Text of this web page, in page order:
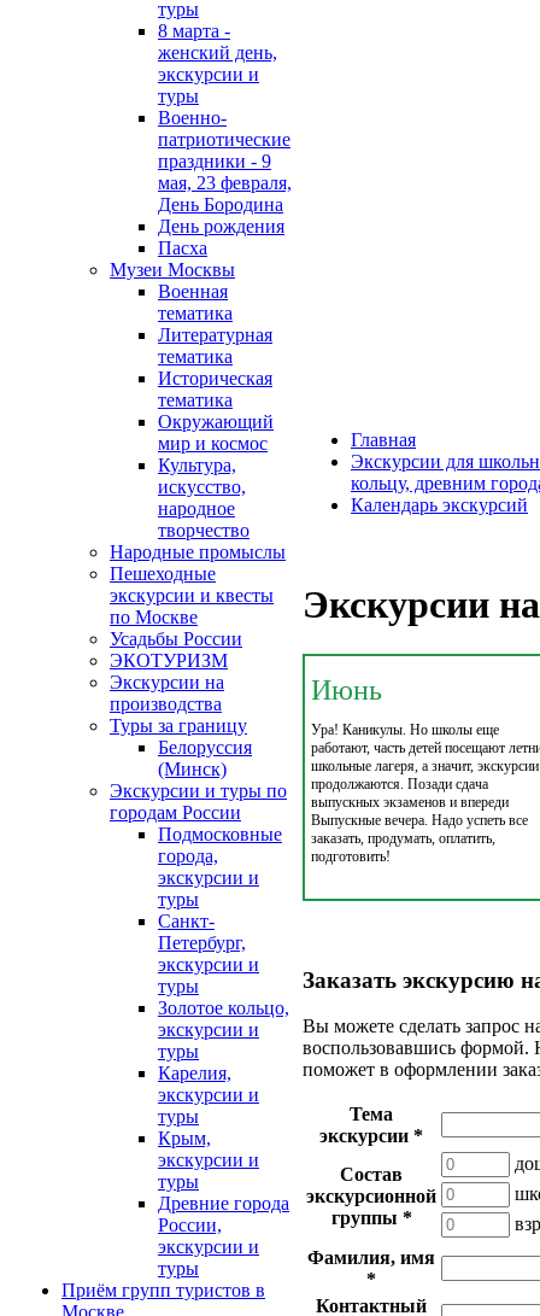
туры
8 марта -
женский день,
экскурсии и
туры
Военно-
патриотические
праздники - 9
мая, 23 февраля,
День Бородина
День рождения
Пасха
Музеи Москвы
Военная
тематика
Литературная
тематика
Историческая
тематика
Окружающий
мир и космос
Культура,
искусство,
народное
творчество
Народные промыслы
Пешеходные
экскурсии и квесты
по Москве
Усадьбы России
ЭКОТУРИЗМ
Экскурсии на
производства
Туры за границу
Белоруссия
(Минск)
Экскурсии и туры по
городам России
Подмосковные
города,
экскурсии и
туры
Санкт-
Петербург,
экскурсии и
туры
Золотое кольцо,
экскурсии и
туры
Карелия,
экскурсии и
туры
Крым,
экскурсии и
туры
Древние города
России,
экскурсии и
туры
Приём групп туристов в
Москве
Главная
Экскурсии для
кольцу, древним
Календарь экскурсий
Экскурсии
Июнь
Ура! Каникулы. Но школы еще
работают, часть детей посещают
школьные лагеря, а значит, экскурсии
продолжаются. Позади сдача
выпускных экзаменов и впереди
Выпускные вечера. Надо успеть все
заказать, продумать, оплатить,
подготовить!
Заказать экскурсию
Вы можете сделать запрос
воспользовавшись
поможет в оформлении
Тема
экскурсии *
Состав
экскурсионной
группы *
Фамилия, имя
*
Контактный